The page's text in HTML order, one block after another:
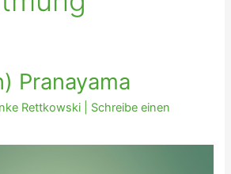
Pranayama
Rettkowski
Schreibe einen